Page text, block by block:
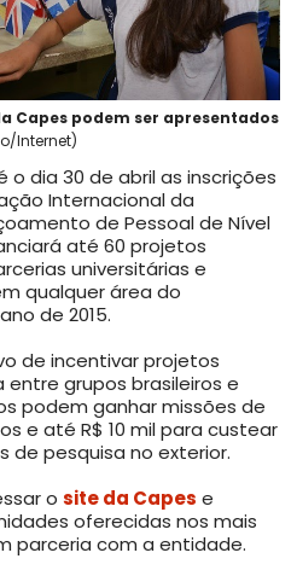
Capes podem ser apresentados
Internet)
o dia 30 de abril as inscrições
Internacional da
de Pessoal de Nível
até 60 projetos
universitárias e
qualquer área do
de 2015.
de incentivar projetos
grupos brasileiros e
podem ganhar missões de
e até R$ 10 mil para custear
de pesquisa no exterior.
o site da Capes e
oferecidas nos mais
parceria com a entidade.